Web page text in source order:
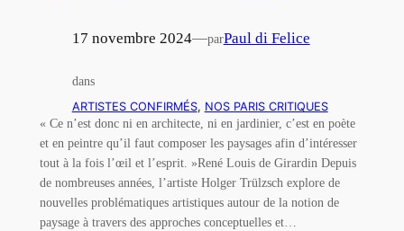
17 novembre 2024—parPaul di Felice
dans
ARTISTES CONFIRMÉS, NOS PARIS CRITIQUES
« Ce n’est donc ni en architecte, ni en jardinier, c’est en poète
et en peintre qu’il faut composer les paysages afin d’intéresser
tout à la fois l’œil et l’esprit. »René Louis de Girardin Depuis
de nombreuses années, l’artiste Holger Trülzsch explore de
nouvelles problématiques artistiques autour de la notion de
paysage à travers des approches conceptuelles et…